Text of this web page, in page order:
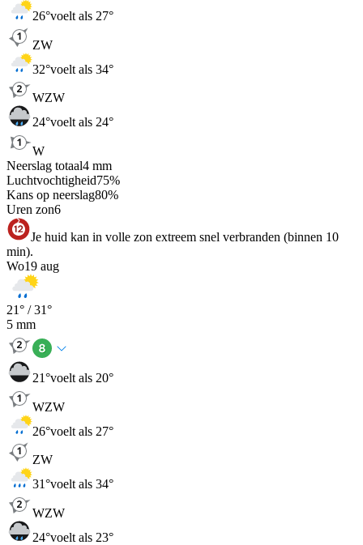
26°voelt als 27°
ZW
32°voelt als 34°
WZW
24°voelt als 24°
W
Neerslag totaal4 mm
Luchtvochtigheid75%
Kans op neerslag80%
Uren zon6
Je huid kan in volle zon extreem snel verbranden (binnen 10
min).
Wo19 aug
21° /31°
5 mm
21°voelt als 20°
WZW
26°voelt als 27°
ZW
31°voelt als 34°
WZW
24°voelt als 23°